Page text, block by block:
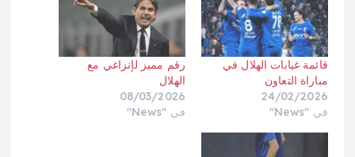
قائمة غيابات الهلال في
مباراة التعاون
24/02/2026
في "News"
رقم مميز لإنزاغي مع
الهلال
08/03/2026
في "News"